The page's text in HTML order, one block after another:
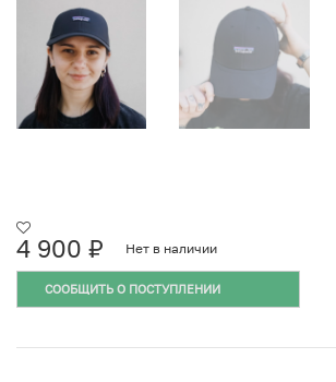
4 900 ₽ Нет в наличии
СООБЩИТЬ О ПОСТУПЛЕНИИ